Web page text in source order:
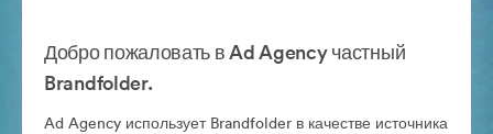
Добро пожаловать в Ad Agency частный
Brandfolder.
Ad Agency использует Brandfolder в качестве источника